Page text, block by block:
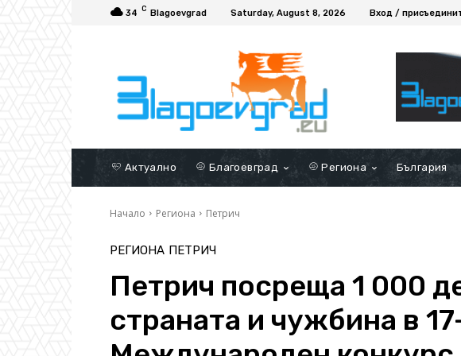
34 C Blagoevgrad Saturday, August 8, 2026 Вход /
Актуално Благоевград Региона България
Начало Региона Петрич
РЕГИОНА ПЕТРИЧ
Петрич посреща 1 000
страната и чужбина в